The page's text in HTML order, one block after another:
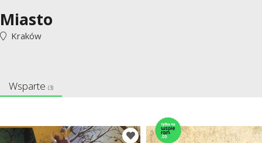
Miasto
Kraków
Wsparte (3)